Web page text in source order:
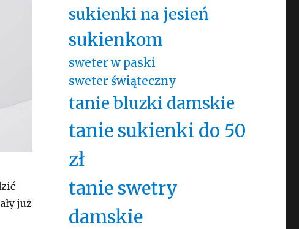
już
sukienki na jesień
sukienkom
sweter w paski
sweter świąteczny
tanie bluzki damskie
tanie sukienki do 50
zł
tanie swetry
damskie